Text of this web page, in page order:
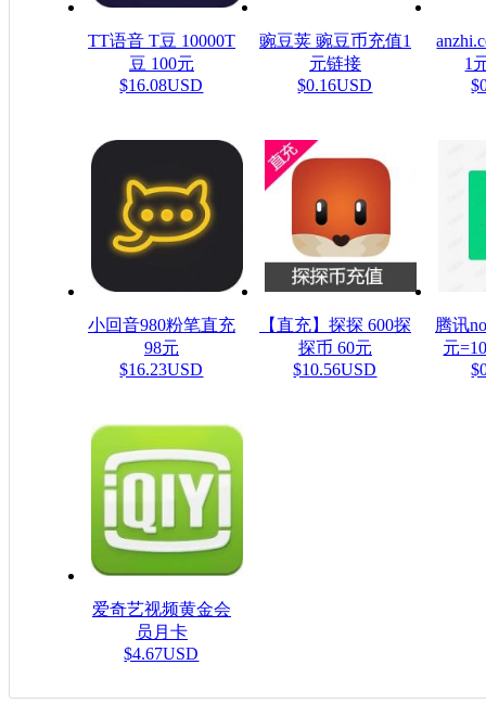
TT语音 T豆 10000T
豆 100元
$16.08USD
豌豆荚 豌豆币充值1
元链接
$0.16USD
1
小回音980粉笔直充
98元
$16.23USD
【直充】探探 600探
探币 60元
$10.56USD
腾讯
元
爱奇艺视频黄金会
员月卡
$4.67USD